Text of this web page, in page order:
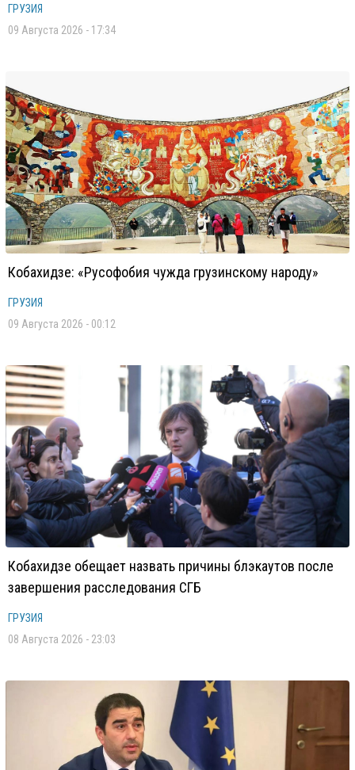
ГРУЗИЯ
09 Августа 2026 - 17:34
Кобахидзе: «Русофобия чужда грузинскому народу»
ГРУЗИЯ
09 Августа 2026 - 00:12
Кобахидзе обещает назвать причины блэкаутов после
завершения расследования СГБ
ГРУЗИЯ
08 Августа 2026 - 23:03